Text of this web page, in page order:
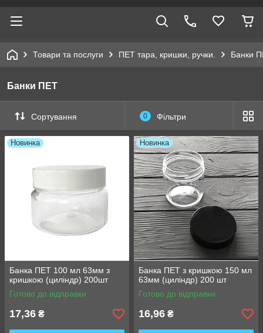
Товари та послуги ПЕТ тара, кришки, ручки. Банки
Банки ПЕТ
Сортування 0 Фільтри
Новинка
Банка ПЕТ 100 мл 63мм з
кришкою (циліндр) 200шт
Готово до відправки
17,36 ₴
Новинка
Банка ПЕТ з кришкою 150 мл
63мм (циліндр) 200 шт
Готово до відправки
16,96 ₴